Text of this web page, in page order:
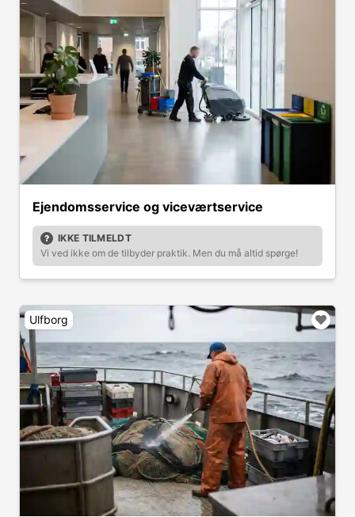
Ejendomsservice og viceværtservice
IKKE TILMELDT
Vi ved ikke om de tilbyder praktik. Men du må altid spørge!
Ulfborg